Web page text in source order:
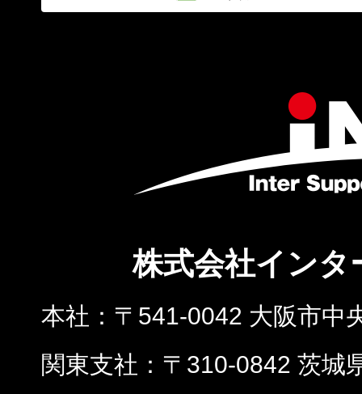
株式会社インタ
本社
〒541-0042 大阪市中
関東支社
〒310-0842 茨城